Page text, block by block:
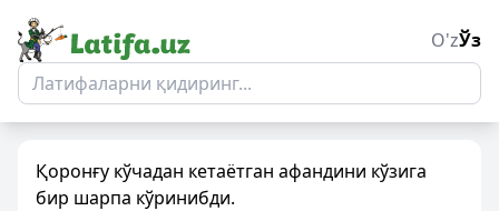
O'zЎз
Қоронғу кўчадан кетаётган афандини кўзига
бир шарпа кўринибди.